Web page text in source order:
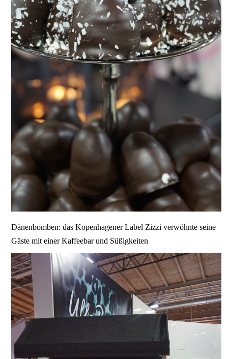
Dänenbomben: das Kopenhagener Label Zizzi verwöhnte seine
Gäste mit einer Kaffeebar und Süßigkeiten